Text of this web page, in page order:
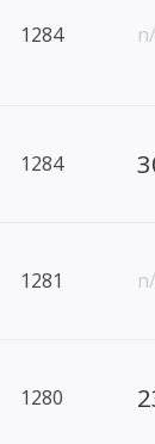
1284
1284
1281
1280